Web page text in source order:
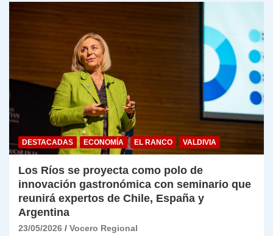
DESTACADAS ECONOMÍA EL RANCO VALDIVIA
Los Ríos se proyecta como polo de
innovación gastronómica con seminario que
reunirá expertos de Chile, España y
Argentina
23/05/2026
Vocero Regional